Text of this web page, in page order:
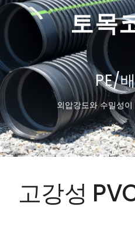
토목
회사소개
그레이팅
주철맨홀뚜껑
PE/배수로
수로관
경계석/보도블럭
기타제품
PE/
외압강도와 수밀성
고강성